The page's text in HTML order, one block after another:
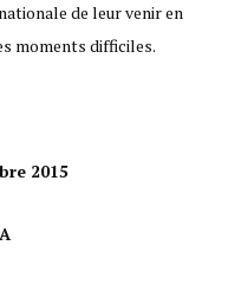
de leur venir en
moments difficiles.
2015